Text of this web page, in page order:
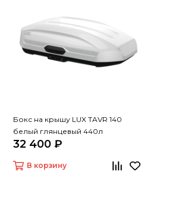
Бокс на крышу LUX TAVR 140
белый глянцевый 440л
32 400 ₽
В корзину